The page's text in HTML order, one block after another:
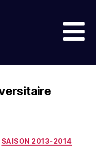
SAISON 2013-2014